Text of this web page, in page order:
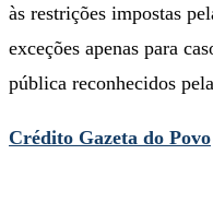
às restrições impostas
exceções apenas para
pública reconhecidos
Crédito Gazeta do Povo